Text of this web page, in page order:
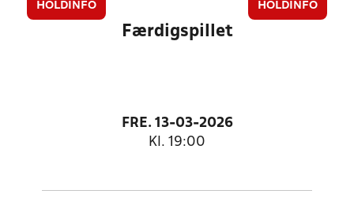
HOLDINFO HOLDINFO
Færdigspillet
FRE. 13-03-2026
Kl. 19:00